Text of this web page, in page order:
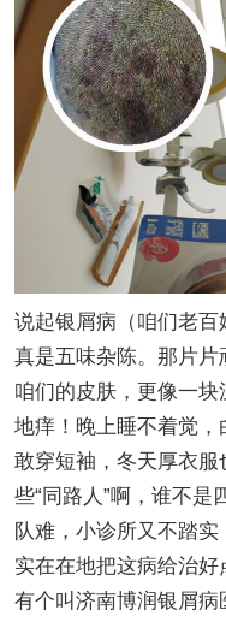
说起银屑病（咱们老
真是五味杂陈。那片
咱们的皮肤，更像一
地痒！晚上睡不着觉
敢穿短袖，冬天厚衣
些“同路人”啊，谁不
队难，小诊所又不踏
实在在地把这病给治好
有个叫济南博润银屑